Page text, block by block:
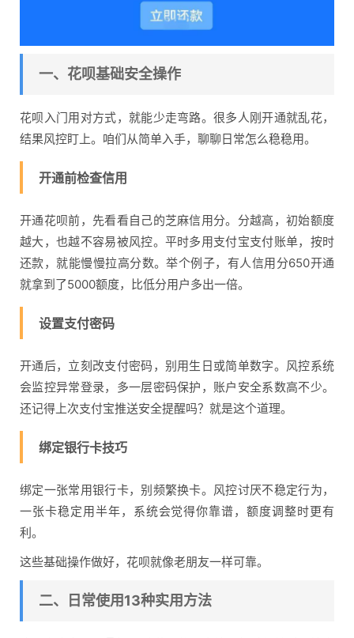
一、花呗基础安全操作
花呗入门用对方式，就能少走弯路。很多人刚开通就乱花，
结果风控盯上。咱们从简单入手，聊聊日常怎么稳稳用。
开通前检查信用
开通花呗前，先看看自己的芝麻信用分。分越高，初始额度
越大，也越不容易被风控。平时多用支付宝支付账单，按时
还款，就能慢慢拉高分数。举个例子，有人信用分650开通
就拿到了5000额度，比低分用户多出一倍。
设置支付密码
开通后，立刻改支付密码，别用生日或简单数字。风控系统
会监控异常登录，多一层密码保护，账户安全系数高不少。
还记得上次支付宝推送安全提醒吗？就是这个道理。
绑定银行卡技巧
绑定一张常用银行卡，别频繁换卡。风控讨厌不稳定行为，
一张卡稳定用半年，系统会觉得你靠谱，额度调整时更有
利。
这些基础操作做好，花呗就像老朋友一样可靠。
二、日常使用13种实用方法